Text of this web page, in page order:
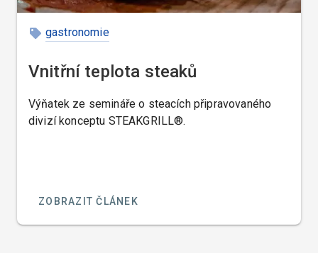
gastronomie
Vnitřní teplota steaků
Výňatek ze semináře o steacích připravovaného
divizí konceptu STEAKGRILL®.
ZOBRAZIT ČLÁNEK